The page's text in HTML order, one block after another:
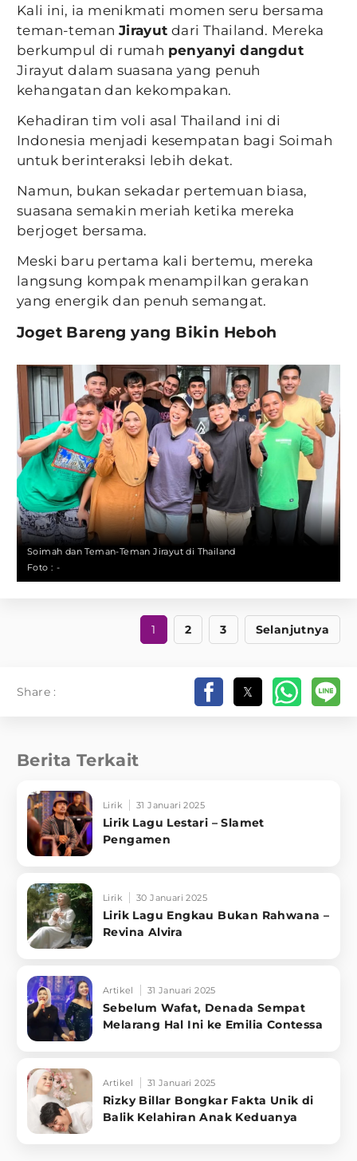
Kali ini, ia menikmati momen seru bersama
teman-teman Jirayut dari Thailand. Mereka
berkumpul di rumah penyanyi dangdut
Jirayut dalam suasana yang penuh
kehangatan dan kekompakan.
Kehadiran tim voli asal Thailand ini di
Indonesia menjadi kesempatan bagi Soimah
untuk berinteraksi lebih dekat.
Namun, bukan sekadar pertemuan biasa,
suasana semakin meriah ketika mereka
berjoget bersama.
Meski baru pertama kali bertemu, mereka
langsung kompak menampilkan gerakan
yang energik dan penuh semangat.
Joget Bareng yang Bikin Heboh
Soimah dan Teman-Teman Jirayut di Thailand
Foto : -
1 2 3 Selanjutnya
Share :
Berita Terkait
Lirik 31 Januari 2025
Lirik Lagu Lestari – Slamet
Pengamen
Lirik 30 Januari 2025
Lirik Lagu Engkau Bukan Rahwana –
Revina Alvira
Artikel 31 Januari 2025
Sebelum Wafat, Denada Sempat
Melarang Hal Ini ke Emilia Contessa
Artikel 31 Januari 2025
Rizky Billar Bongkar Fakta Unik di
Balik Kelahiran Anak Keduanya